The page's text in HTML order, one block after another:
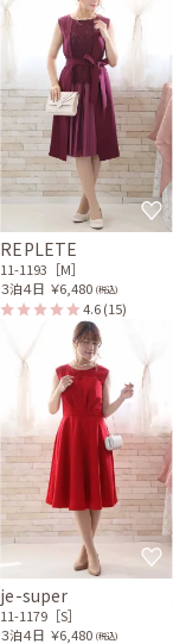
REPLETE
11-1193［M］
３泊４日 ￥6,480 (税込)
4.6(15)
je-super
11-1179［S］
３泊４日 ￥6,480 (税込)